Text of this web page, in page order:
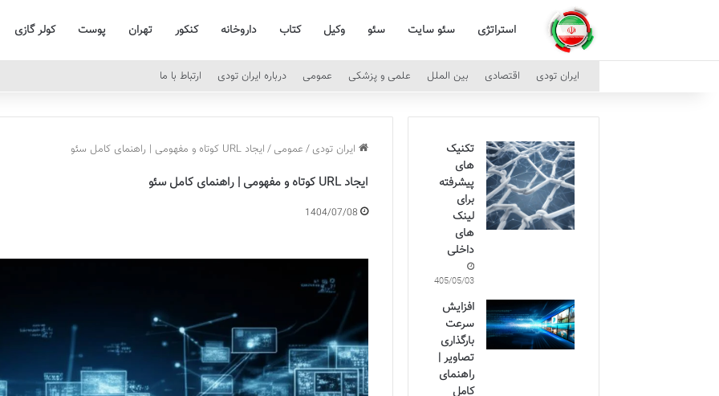
استراتژی سئو سایت سئو وکیل کتاب داروخانه کنکور تهران پوست کولر گازی
ایران تودی اقتصادی بین الملل علمی و پزشکی عمومی درباره ایران تودی ارتباط با ما
ایران تودی / عمومی / ایجاد URL کوتاه و مفهومی | راهنمای کامل سئو
ایجاد URL کوتاه و مفهومی | راهنمای کامل سئو
1404/07/08
تکنیک
های
پیشرفته
برای
لینک
های
داخلی
1405/05/03
افزایش
سرعت
بارگذاری
تصاویر |
راهنمای
کامل